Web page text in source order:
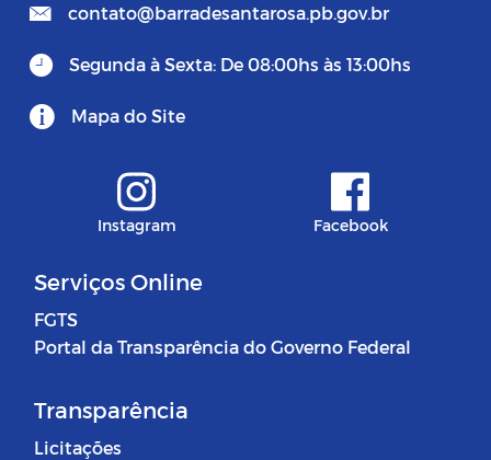
contato@barradesantarosa.pb.gov.br
Segunda à Sexta: De 08:00hs às 13:00hs
Mapa do Site
Instagram Facebook
Serviços Online
FGTS
Portal da Transparência do Governo Federal
Transparência
Licitações